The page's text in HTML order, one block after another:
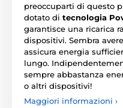
preoccuparti di questo
dotato di tecnologia
garantisce una ricarica
dispositivi. Sembra
assicura energia
lungo.
sempre abbastanza
o altri dispositivi!
Maggiori informazioni ›